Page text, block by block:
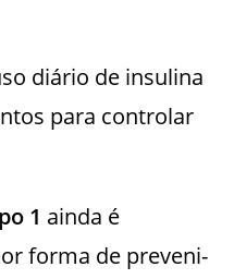
diário de insulina
para controlar
1 ainda é
forma de preveni-